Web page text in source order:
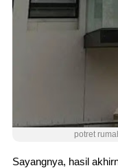
potret
Sayangnya, hasil